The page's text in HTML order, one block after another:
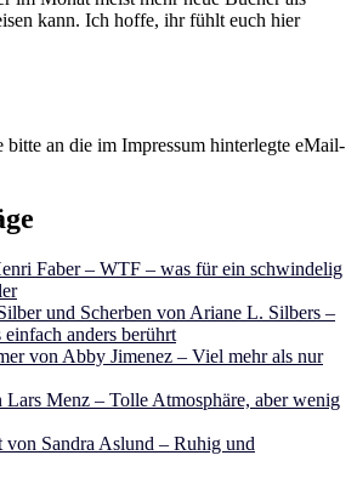
kann. Ich hoffe, ihr fühlt euch hier
bitte an die im Impressum hinterlegte eMail-
Faber – WTF – was für ein schwindelig
und Scherben von Ariane L. Silbers –
anders berührt
von Abby Jimenez – Viel mehr als nur
Lars Menz – Tolle Atmosphäre, aber wenig
von Sandra Aslund – Ruhig und